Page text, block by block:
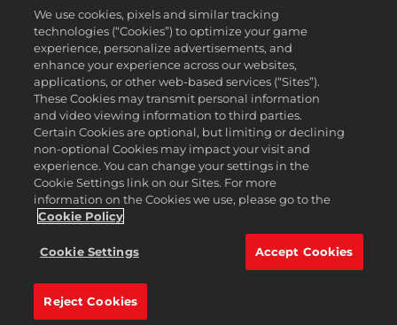
กฎหมาย
นโยบายความเป็นส่วนตัว
นโยบายคุกกี้
ส่วนช่วยเหลือ
ห้ามขายหรือแบ่งปันข้อมูลส่วนบุคคลของฉัน
Order Lookup & Refunds
2K Ad Partners
©2016-2026 Take-Two Interactive Software Inc. 2K, Firaxis Games,
Civilization, and their respective logos are trademarks of Take-Two
Interactive Software, Inc. All rights reserved.
เครื่องหมายการค้าทั้งหมดที่ปรากฏในที่นี้เป็นสินทรัพย์ของเจ้าของ
ไทย
We use cookies, pixels and similar tracking
technologies (“Cookies”) to optimize your game
experience, personalize advertisements, and
enhance your experience across our websites,
applications, or other web-based services (“Sites”).
These Cookies may transmit personal information
and video viewing information to third parties.
Certain Cookies are optional, but limiting or declining
non-optional Cookies may impact your visit and
experience. You can change your settings in the
Cookie Settings link on our Sites. For more
information on the Cookies we use, please go to the
Cookie Policy
Cookie Settings Accept Cookies
Reject Cookies